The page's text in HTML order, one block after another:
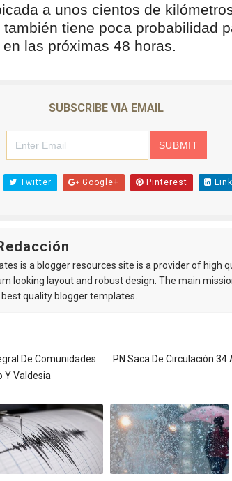
a unos cientos de
tiene poca probabilidad
las próximas 48 horas.
SUBSCRIBE VIA EMAIL
Twitter Google+ Pinterest
is a blogger resources site is a provider of high
looking layout and robust design. The main
quality blogger templates.
De Comunidades
Y Valdesia
PN Saca De Circulación